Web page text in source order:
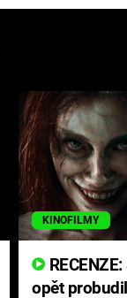
KINOFILMY
opět